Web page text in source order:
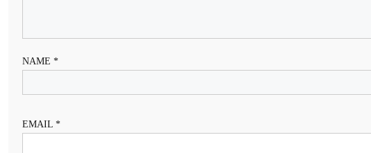
NAME *
EMAIL *